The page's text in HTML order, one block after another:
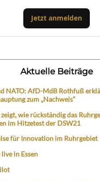
Jetzt anmelden
Aktuelle Beiträge
NATO: AfD-MdB Rothfuß
zum „Nachweis“
wie rückständig das
im Hitzetest der DSW21
für Innovation im Ruhrgebiet
in Essen